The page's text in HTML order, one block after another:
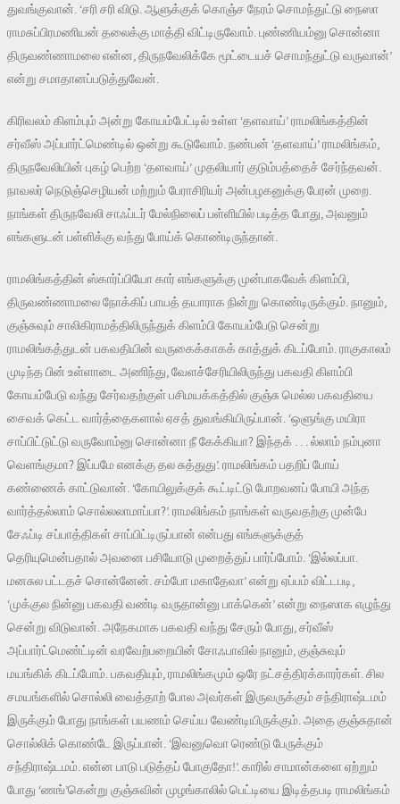
துவங்குவான். ‘சரி சரி விடு. ஆளுக்குக் கொஞ்ச நேரம் சொமந்துட்டு நைஸா
ராமசுப்பிரமணியன் தலைக்கு மாத்தி விட்டிருவோம். புண்ணியம்னு சொன்னா
திருவண்ணாமலை என்ன, திருநவேலிக்கே மூட்டையச் சொமந்துட்டு வருவான்’
என்று சமாதானப்படுத்துவேன்.
கிரிவலம் கிளம்பும் அன்று கோயம்பேட்டில் உள்ள ‘தளவாய்’ ராமலிங்கத்தின்
சர்வீஸ் அப்பார்ட்மெண்டில் ஒன்று கூடுவோம். நண்பன் ‘தளவாய்’ ராமலிங்கம்,
திருநவேலியின் புகழ் பெற்ற ‘தளவாய்’ முதலியார் குடும்பத்தைச் சேர்ந்தவன்.
நாவலர் நெடுஞ்செழியன் மற்றும் பேராசிரியர் அன்பழகனுக்கு பேரன் முறை.
நாங்கள் திருநவேலி சாஃப்டர் மேல்நிலைப் பள்ளியில் படித்த போது, அவனும்
எங்களுடன் பள்ளிக்கு வந்து போய்க் கொண்டிருந்தான்.
ராமலிங்கத்தின் ஸ்கார்ப்பியோ கார் எங்களுக்கு முன்பாகவேக் கிளம்பி,
திருவண்ணாமலை நோக்கிப் பாயத் தயாராக நின்று கொண்டிருக்கும். நானும்,
குஞ்சுவும் சாலிகிராமத்திலிருந்துக் கிளம்பி கோயம்பேடு சென்று
ராமலிங்கத்துடன் பகவதியின் வருகைக்காகக் காத்துக் கிடப்போம். ராகுகாலம்
முடிந்த பின் உள்ளாடை அணிந்து, வேளச்சேரியிலிருந்து பகவதி கிளம்பி
கோயம்பேடு வந்து சேர்வதற்குள் பசிமயக்கத்தில் குஞ்சு மெல்ல பகவதியை
சைவக் கெட்ட வார்த்தைகளால் ஏசத் துவங்கியிருப்பான். ‘ஒளுங்கு மயிரா
சாப்பிட்டுட்டு வருவோம்னு சொன்னா நீ கேக்கியா? இந்தக் . . . ல்லாம் நம்புனா
வெளங்குமா? இப்பமே எனக்கு தல சுத்துது’. ராமலிங்கம் பதறிப் போய்
கண்ணைக் காட்டுவான். ‘கோயிலுக்குக் கூட்டிட்டு போறவனப் போயி அந்த
வார்த்தல்லாம் சொல்லலாமாப்பா?’. ராமலிங்கம் நாங்கள் வருவதற்கு முன்பே
சேஃப்டி சப்பாத்திகள் சாப்பிட்டிருப்பான் என்பது எங்களுக்குத்
தெரியுமென்பதால் அவனை பசியோடு முறைத்துப் பார்ப்போம். ‘இல்லப்பா.
மனசுல பட்டதச் சொன்னேன். சம்போ மகாதேவா’ என்று ஏப்பம் விட்டபடி,
‘முக்குல நின்னு பகவதி வண்டி வருதான்னு பாக்கென்’ என்று நைஸாக எழுந்து
சென்று விடுவான். அநேகமாக பகவதி வந்து சேரும் போது, சர்வீஸ்
அப்பார்ட்மெண்ட்டின் வரவேற்பறையின் சோஃபாவில் நானும், குஞ்சுவும்
மயங்கிக் கிடப்போம். பகவதியும், ராமலிங்கமும் ஒரே நட்சத்திரக்காரர்கள். சில
சமயங்களில் சொல்லி வைத்தாற் போல அவர்கள் இருவருக்கும் சந்திராஷ்டமம்
இருக்கும் போது நாங்கள் பயணம் செய்ய வேண்டியிருக்கும். அதை குஞ்சுதான்
சொல்லிக் கொண்டே இருப்பான். ‘இவனுவொ ரெண்டு பேருக்கும்
சந்திராஷ்டமம். என்ன பாடு படுத்தப் போகுதோ!’. காரில் சாமான்களை ஏற்றும்
போது ‘ணங்’கென்று குஞ்சுவின் முழங்காலில் பெட்டியை இடித்தபடி ராமலிங்கம்